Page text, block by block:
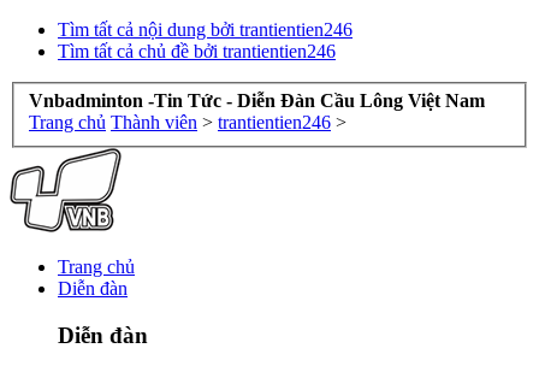
Tìm tất cả nội dung bởi trantientien246
Tìm tất cả chủ đề bởi trantientien246
Vnbadminton -Tin Tức - Diễn Đàn Cầu Lông Việt Nam
Trang chủ Thành viên > trantientien246 >
Trang chủ
Diễn đàn
Diễn đàn